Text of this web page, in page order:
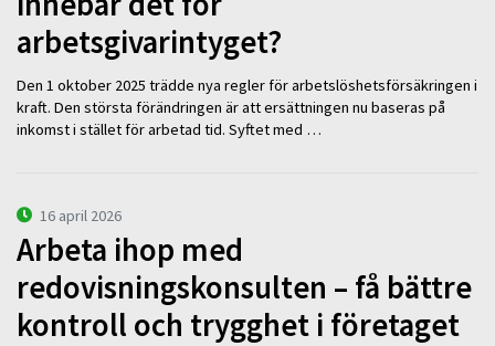
arbetsgivarintyget?
Den 1 oktober 2025 trädde nya regler för arbetslöshetsförsäkringen i
kraft. Den största förändringen är att ersättningen nu baseras på
inkomst i stället för arbetad tid. Syftet med …
16 april 2026
Arbeta ihop med
redovisningskonsulten – få bättre
kontroll och trygghet i företaget